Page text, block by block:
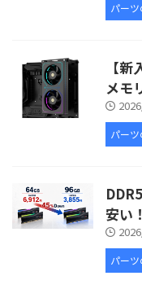
パー
【
メモ
パー
安い
パー